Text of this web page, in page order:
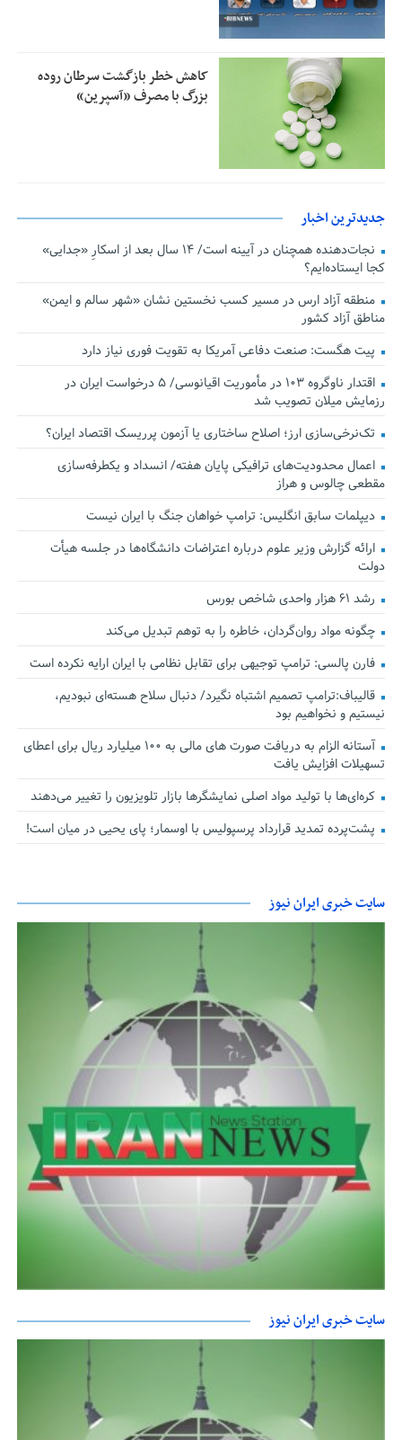
کاهش خطر بازگشت سرطان روده
بزرگ با مصرف «آسپرین»
جدیدترین اخبار
نجات‌دهنده‌ همچنان در آیینه است/ ۱۴ سال بعد از اسکارِ «جدایی»
کجا ایستاده‌ایم؟
منطقه آزاد ارس در مسیر کسب نخستین نشان «شهر سالم و ایمن»
مناطق آزاد کشور
پیت هگست: صنعت دفاعی آمریکا به تقویت فوری نیاز دارد
اقتدار ناوگروه ۱۰۳ در مأموریت‌ اقیانوسی/ ۵ درخواست ایران در
رزمایش میلان تصویب شد
تک‌نرخی‌سازی ارز؛ اصلاح ساختاری یا آزمون پرریسک اقتصاد ایران؟
اعمال محدودیت‌های ترافیکی پایان هفته/ انسداد و یکطرفه‌سازی
مقطعی چالوس و هراز
دیپلمات سابق انگلیس:‌ ترامپ خواهان جنگ با ایران نیست
ارائه گزارش وزیر علوم درباره اعتراضات دانشگاه‌ها در جلسه هیأت
دولت
رشد ۶۱ هزار واحدی شاخص بورس
چگونه مواد روان‌گردان، خاطره را به توهم تبدیل می‌کند
فارن پالسی: ترامپ توجیهی برای تقابل نظامی با ایران ارایه نکرده است
قالیباف:ترامپ تصمیم اشتباه نگیرد/ دنبال سلاح هسته‌ای نبودیم،
نیستیم و نخواهیم بود
آستانه الزام به دریافت صورت های مالی به ۱۰۰ میلیارد ریال برای اعطای
تسهیلات افزایش یافت
کره‌ای‌ها با تولید مواد اصلی نمایشگرها بازار تلویزیون را تغییر می‌دهند
پشت‌پرده تمدید قرارداد پرسپولیس با اوسمار؛ پای یحیی در میان است!
سایت خبری ایران نیوز
سایت خبری ایران نیوز